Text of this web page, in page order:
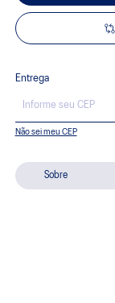
Sobre
Entrega
Não sei meu CEP